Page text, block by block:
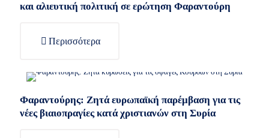
και αλιευτική πολιτική σε ερώτηση Φαραντούρη
Περισσότερα
Φαραντούρης: Ζητά ευρωπαϊκή παρέμβαση για τις
νέες βιαιοπραγίες κατά χριστιανών στη Συρία